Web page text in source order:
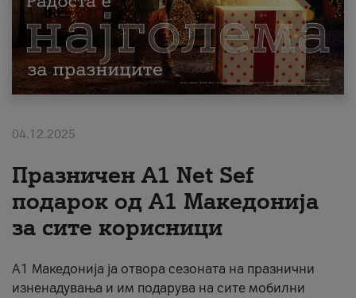
Приватни Деловни
Поддршка
Надополни кредит
За нас
#ПодобарОнлајн
04.12.2025
Празничен A1 Net Sеf
подарок од А1 Македонија
за сите корисници
А1 Македонија ја отвора сезоната на празнични
изненадувања и им подарува на сите мобилни